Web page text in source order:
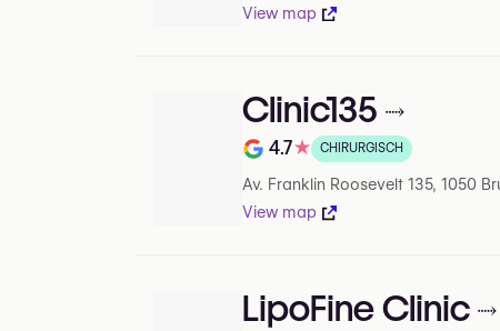
View map
Clinic135
Beoordeling op 5 op Google
4.7★ CHIRURGISCH
Av. Franklin Roosevelt 135, 1050
View map
LipoFine Clinic